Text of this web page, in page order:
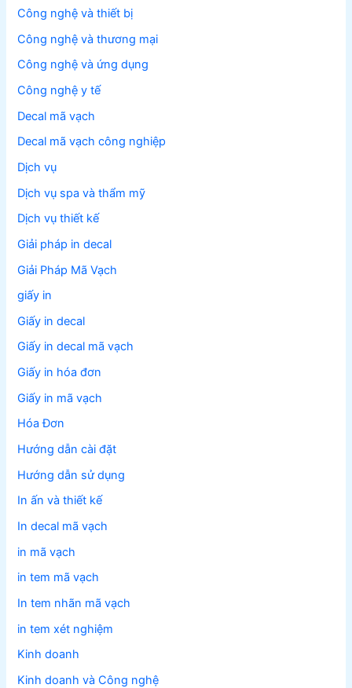
Công nghệ và thiết bị
Công nghệ và thương mại
Công nghệ và ứng dụng
Công nghệ y tế
Decal mã vạch
Decal mã vạch công nghiệp
Dịch vụ
Dịch vụ spa và thẩm mỹ
Dịch vụ thiết kế
Giải pháp in decal
Giải Pháp Mã Vạch
giấy in
Giấy in decal
Giấy in decal mã vạch
Giấy in hóa đơn
Giấy in mã vạch
Hóa Đơn
Hướng dẫn cài đặt
Hướng dẫn sử dụng
In ấn và thiết kế
In decal mã vạch
in mã vạch
in tem mã vạch
In tem nhãn mã vạch
in tem xét nghiệm
Kinh doanh
Kinh doanh và Công nghệ